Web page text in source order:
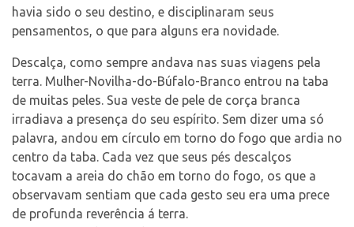
havia sido o seu destino, e disciplinaram seus
pensamentos, o que para alguns era novidade.
Descalça, como sempre andava nas suas viagens pela
terra. Mulher-Novilha-do-Búfalo-Branco entrou na taba
de muitas peles. Sua veste de pele de corça branca
irradiava a presença do seu espírito. Sem dizer uma só
palavra, andou em círculo em torno do fogo que ardia no
centro da taba. Cada vez que seus pés descalços
tocavam a areia do chão em torno do fogo, os que a
observavam sentiam que cada gesto seu era uma prece
de profunda reverência á terra.